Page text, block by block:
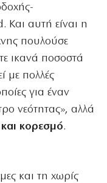
Και αυτή είναι η
πουλούσε
ικανά ποσοστά
με πολλές
για έναν
νεότητας», αλλά
κορεσμό.
και τη χωρίς